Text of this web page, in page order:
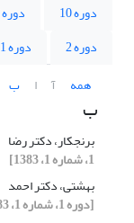
دوره 10
دوره 9
دوره 2
دوره 1
همه
آ ا ب
ب
برنجکار، دکتر رضا
1، شماره 1، 1383]
بهشتی، دکتر احمد
[دوره 1، شماره 1، 1383]